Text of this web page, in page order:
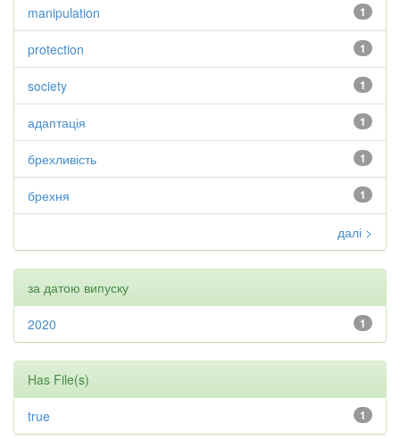
1
manipulation
1
protection
1
society
1
адаптація
1
брехливість
1
брехня
далі >
за датою випуску
1
2020
Has File(s)
1
true